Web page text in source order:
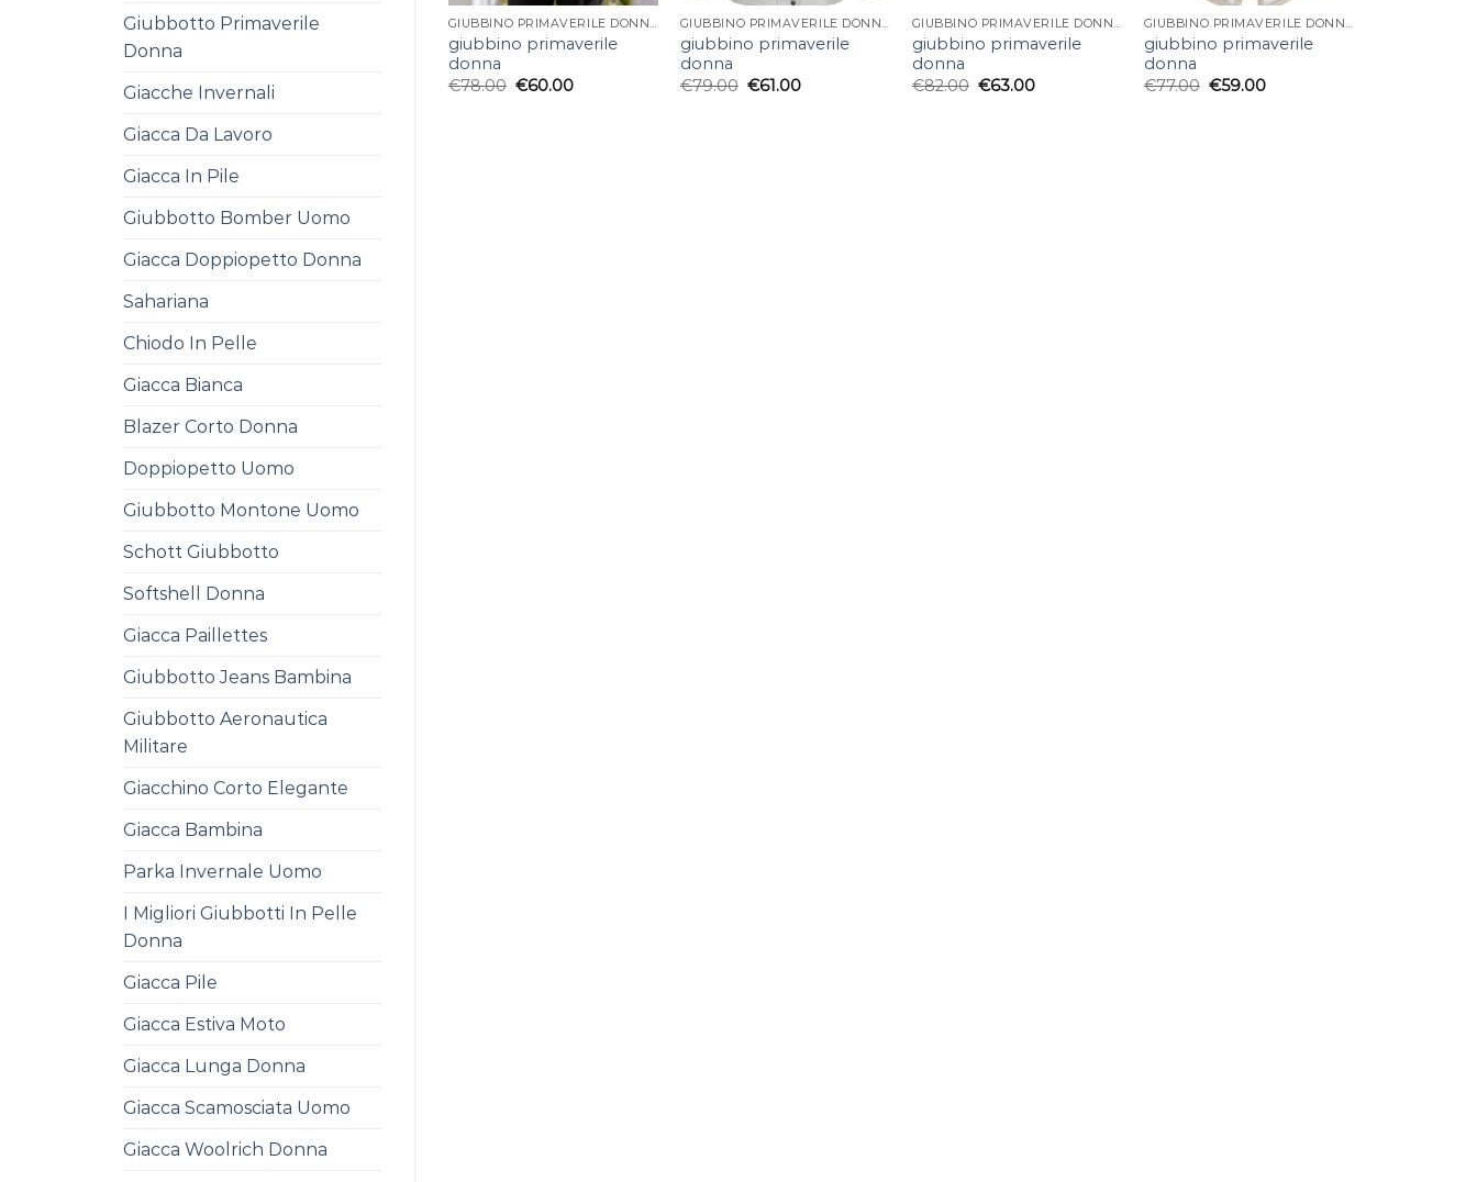
Giubbotto Primaverile
Donna
Giacche Invernali
Giacca Da Lavoro
Giacca In Pile
Giubbotto Bomber Uomo
Giacca Doppiopetto Donna
Sahariana
Chiodo In Pelle
Giacca Bianca
Blazer Corto Donna
Doppiopetto Uomo
Giubbotto Montone Uomo
Schott Giubbotto
Softshell Donna
Giacca Paillettes
Giubbotto Jeans Bambina
Giubbotto Aeronautica
Militare
Giacchino Corto Elegante
Giacca Bambina
Parka Invernale Uomo
I Migliori Giubbotti In Pelle
Donna
Giacca Pile
Giacca Estiva Moto
Giacca Lunga Donna
Giacca Scamosciata Uomo
Giacca Woolrich Donna
GIUBBINO PRIMAVERILE DONNA
giubbino primaverile
donna
€78.00 €60.00
GIUBBINO PRIMAVERILE DONNA
giubbino primaverile
donna
€79.00 €61.00
GIUBBINO PRIMAVERILE DONNA
giubbino primaverile
donna
€82.00 €63.00
GIUBBINO PRIMAVERILE DONNA
giubbino primaverile
donna
€77.00 €59.00